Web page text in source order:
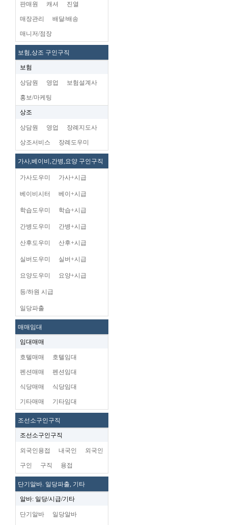
판매원 캐셔 진열
매장관리 배달/배송
매니저/점장
보험,상조 구인구직
보험
상담원 영업 보험설계사
홍보/마케팅
상조
상담원 영업 장례지도사
상조서비스 장례도우미
가사,베이비,간병,요양 구인구직
가사도우미 가사+시급
베이비시터 베이+시급
학습도우미 학습+시급
간병도우미 간병+시급
산후도우미 산후+시급
실버도우미 실버+시급
요양도우미 요양+시급
등/하원 시급
일당파출
매매임대
임대매매
호텔매매 호텔임대
펜션매매 펜션임대
식당매매 식당임대
기타매매 기타임대
조선소구인구직
조선소구인구직
외국인용접 내국인 외국인
구인 구직 용접
단기알바. 일당파출, 기타
알바: 일당/시급/기타
단기알바 일당알바